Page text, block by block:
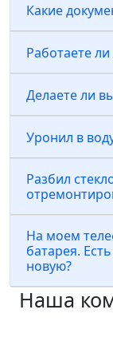
Какие
Работаете
Делаете ли
Уронил в
Разбил
На моем
батарея.
новую?
Наша